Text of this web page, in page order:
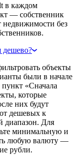
в каждом
— собственник
недвижимости без
дешево?
объекты
были в начале
«Сначала
которые
них будут
дешевых к
диапазон. Для
минимальную и
любую валюту —
рубли.